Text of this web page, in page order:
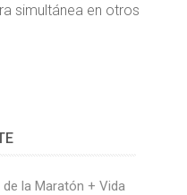
simultánea en otros
la Maratón + Vida